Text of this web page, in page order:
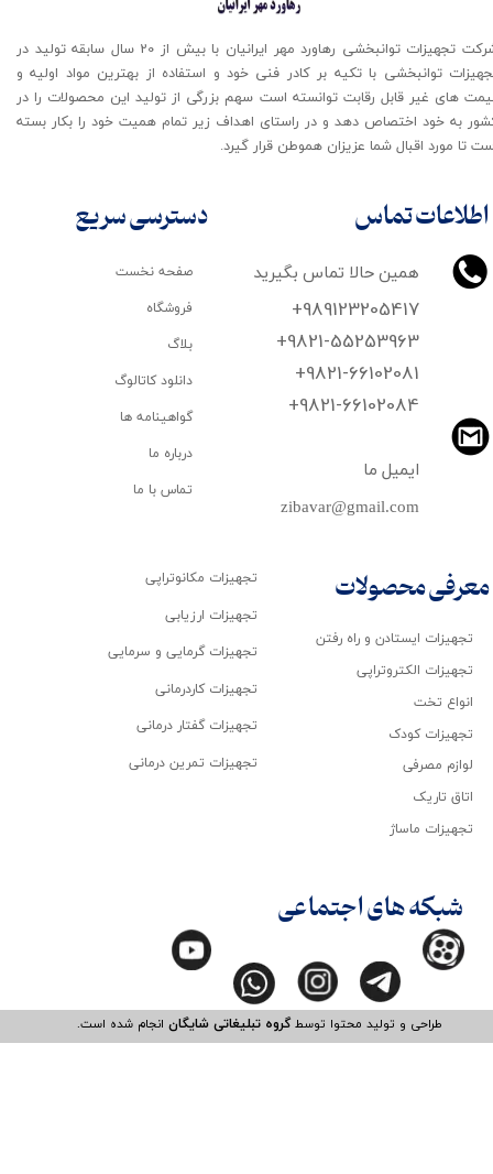
اطلاعات تماس
همین حالا تماس بگیرید
+989123205417
+9821-55253963
+9821-66102081
​​​​​​​+9821-66102084
zibavar@gmail.com
ایمیل ما
شرکت تجهیزات توانبخشی رهاورد مهر ایرانیان با بیش از 20 سال سابقه تولید در
توانبخشی با تکیه بر کادر فنی خود و استفاده از بهترین مواد اولیه و
های غیر قابل رقابت توانسته است سهم بزرگی از تولید این محصولات را در
به خود اختصاص دهد و در راستای اهداف زیر تمام همیت خود را بکار بسته
تا مورد اقبال شما عزیزان هموطن قرار گیرد​​​​​​​.
طراحی و تولید محتوا توسطگروه تبلیغاتی شایگانانجام شده است.​​​​​​​
تجهیزات ایستادن و راه رفتن
تجهیزات الکتروتراپی
انواع تخت
تجهیزات کودک
لوازم مصرفی
اتاق تاریک
تجهیزات ماساژ
صفحه نخست
فروشگاه
بلاگ
دانلود کاتالوگ
گواهینامه ها
درباره ما
تماس با ما
تجهیزات مکانوتراپی
تجهیزات ارزیابی
تجهیزات گرمایی و سرمایی
تجهیزات کاردرمانی
تجهیزات گفتار درمانی
تجهیزات تمرین درمانی
دسترسی سریع
معرفی محصولات
شبکه های اجتماعی